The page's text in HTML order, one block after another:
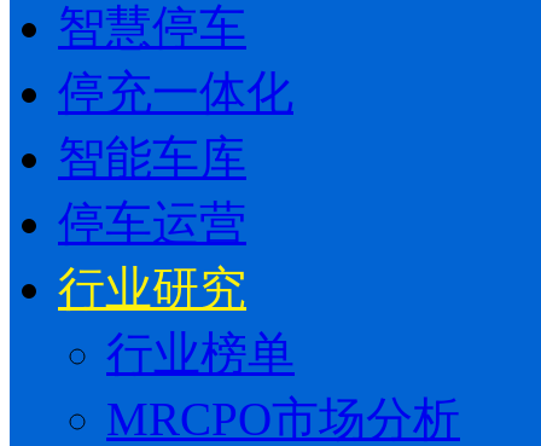
智慧停车
停充一体化
智能车库
停车运营
行业研究
行业榜单
MRCPO市场分析